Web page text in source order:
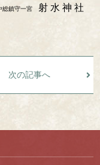
総鎮守一宮 射 水 神 社
次の記事へ